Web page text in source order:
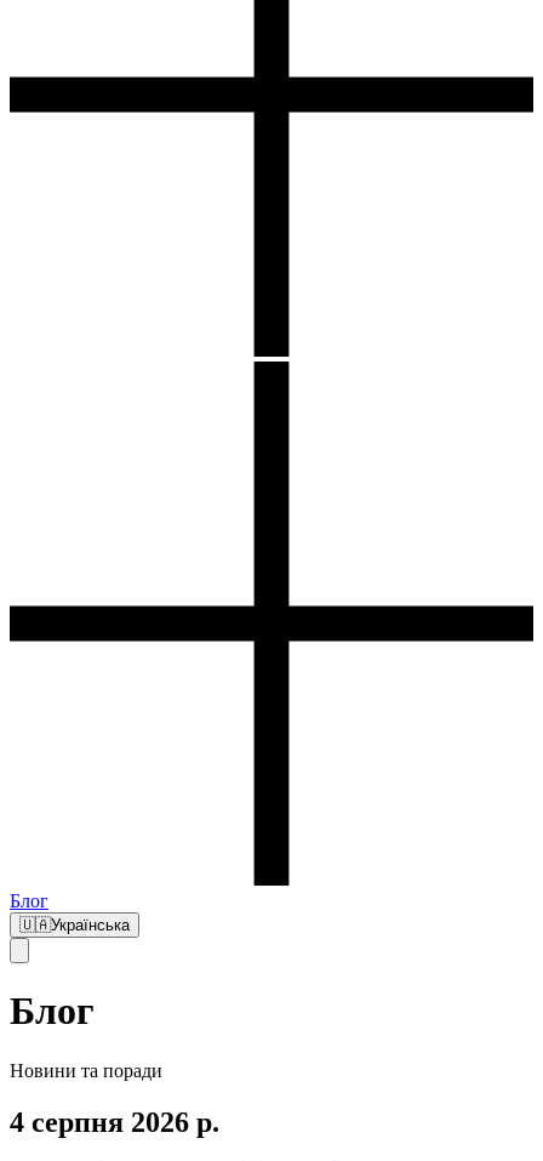
Блог
🇺🇦Українська
Блог
Новини та поради
4 серпня 2026 р.